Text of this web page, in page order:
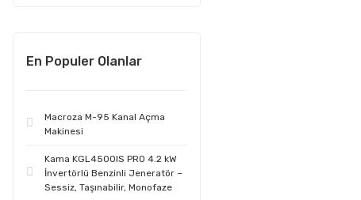
En Populer Olanlar
Macroza M-95 Kanal Açma
Makinesi
Kama KGL4500IS PRO 4.2 kW
İnvertörlü Benzinli Jeneratör –
Sessiz, Taşınabilir, Monofaze